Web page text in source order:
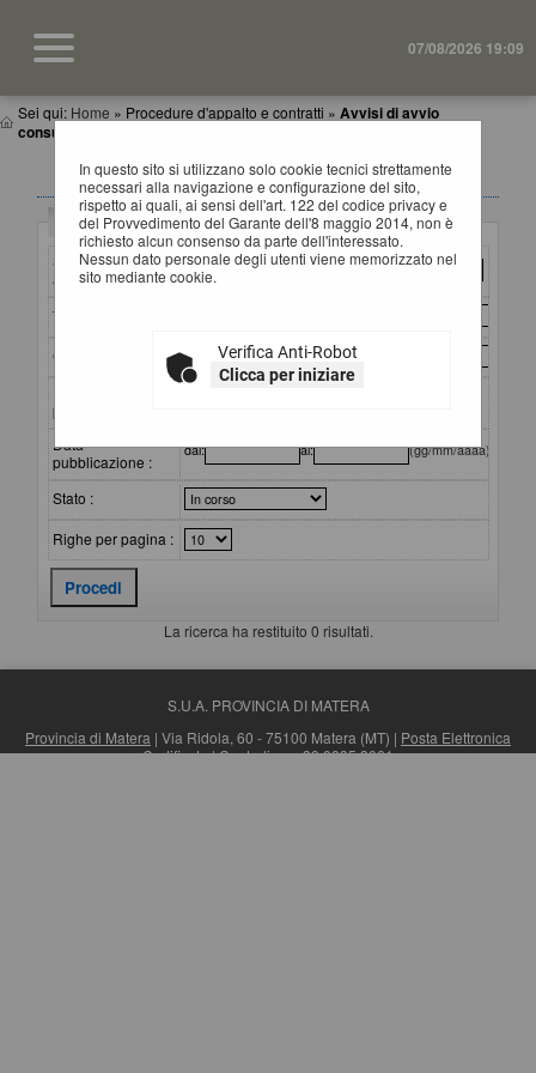
07/08/2026 19:09
Sei qui: Home » Procedure d'appalto e contratti » Avvisi di avvio
consultazione
In questo sito si utilizzano solo cookie tecnici strettamente
necessari alla navigazione e configurazione del sito,
rispetto ai quali, ai sensi dell'art. 122 del codice privacy e
del Provvedimento del Garante dell'8 maggio 2014, non è
richiesto alcun consenso da parte dell'interessato.
Nessun dato personale degli utenti viene memorizzato nel
sito mediante cookie.
Verifica Anti-Robot
Clicca per iniziare
AVVISI DI AVVIO CONSULTAZIONE
Criteri di ricerca
Stazione
appaltante :
Titolo :
CIG :
procedura :
Data
pubblicazione :
dal: al: (gg/mm/aaaa)
Stato :
Righe per pagina :
La ricerca ha restituito 0 risultati.
S.U.A. PROVINCIA DI MATERA
Provincia di Matera | Via Ridola, 60 - 75100 Matera (MT) | Posta Elettronica
Certificata| Centralino: +39 0835 3061